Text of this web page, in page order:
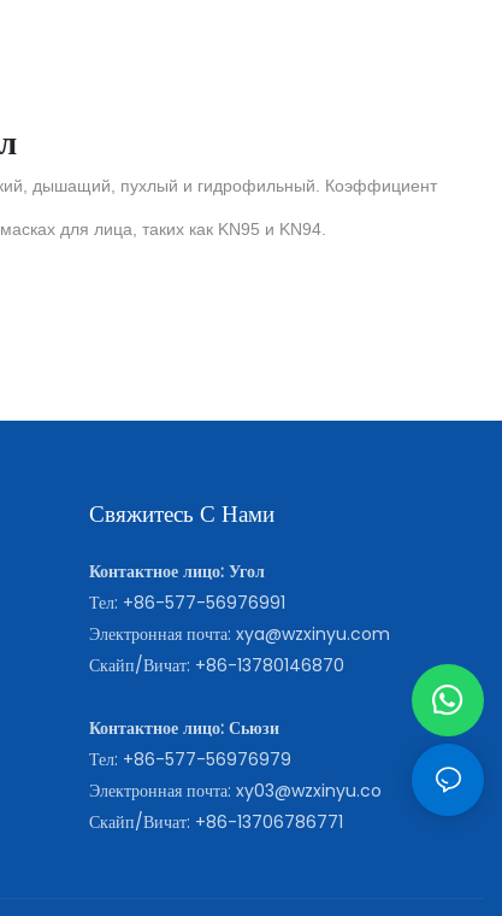
дышащий, пухлый и гидрофильный. Коэффициент
для лица, таких как KN95 и KN94.
Свяжитесь С Нами
Контактное лицо: Угол
Тел: +86-577-56976991
Электронная почта: xya@wzxinyu.com
Скайп/Вичат: +86-13780146870
Контактное лицо: Сьюзи
Тел: +86-577-56976979
Электронная почта: xy03@wzxinyu.co
Скайп/Вичат: +86-13706786771